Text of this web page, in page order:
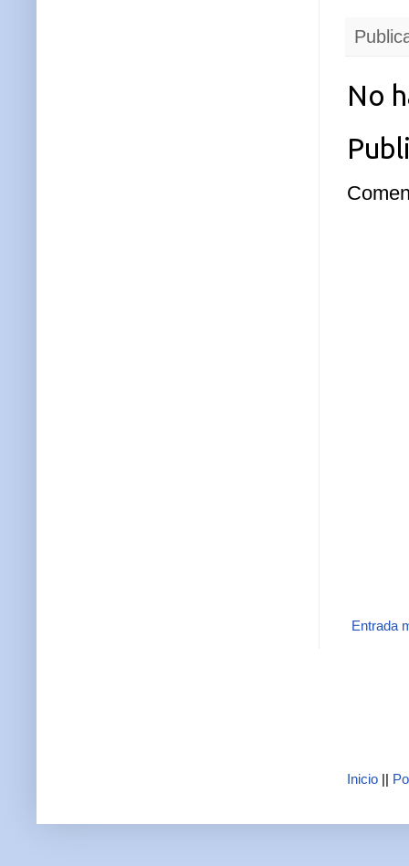
No
Entrada
Inicio ||